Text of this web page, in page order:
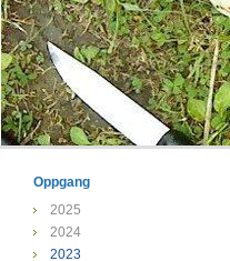
Oppgang
2025
2024
2023